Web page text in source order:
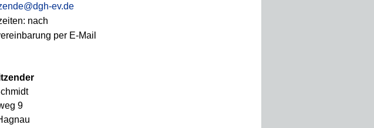
ev.de
nach
per E-Mail
9